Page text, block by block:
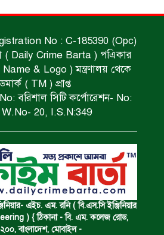
বাসচাপায় মৃত্যুর ঘটনা।
অভিযানে ইয়াবা জব্দ।
উদ্ধার।
ডুবে এক ছাত্রের মৃত্যু।
No : C-185390 (Opc)
( Daily Crime Barta ) পএিকার
& Logo ) মন্ত্রণালয় থেকে
( TM ) প্রাপ্ত
বরিশাল সিটি কর্পোরেশন- No:
W.No- 20, I.S.N:349
এইচ. এম. রনি ( বি.এস.সি ইঞ্জিনিয়ার
) { ঠিকানা - বি. এম. কলেজ রোড,
বাংলাদেশ, মোবাইল -